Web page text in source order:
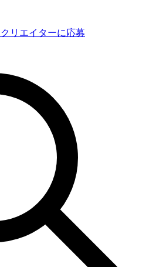
クリエイターに応募